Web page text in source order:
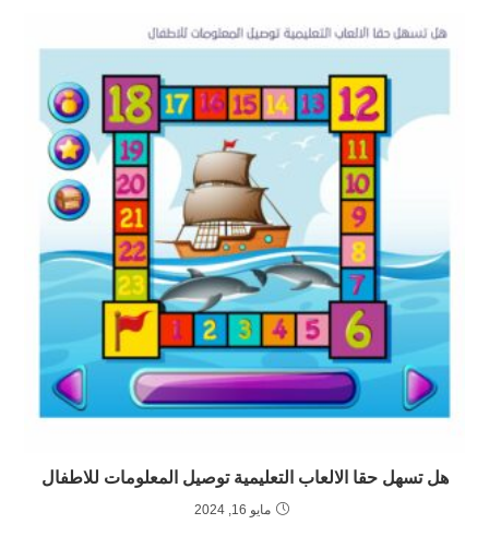
هل تسهل حقا الالعاب التعليمية توصيل المعلومات للاطفال
مايو 16, 2024